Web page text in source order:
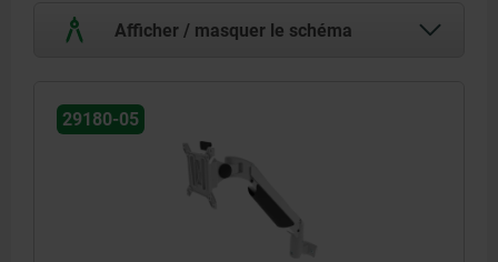
Afficher / masquer le schéma
29180-05